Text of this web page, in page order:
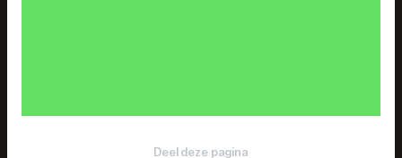
Deel deze pagina